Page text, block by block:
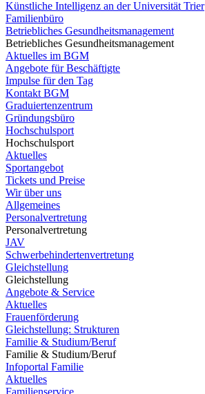
Künstliche Intelligenz an der Universität Trier
Familienbüro
Betriebliches Gesundheitsmanagement
Betriebliches Gesundheitsmanagement
Aktuelles im BGM
Angebote für Beschäftigte
Impulse für den Tag
Kontakt BGM
Graduiertenzentrum
Gründungsbüro
Hochschulsport
Hochschulsport
Aktuelles
Sportangebot
Tickets und Preise
Wir über uns
Allgemeines
Personalvertretung
Personalvertretung
JAV
Schwerbehindertenvertretung
Gleichstellung
Gleichstellung
Angebote & Service
Aktuelles
Frauenförderung
Gleichstellung: Strukturen
Familie & Studium/Beruf
Familie & Studium/Beruf
Infoportal Familie
Aktuelles
Familienservice